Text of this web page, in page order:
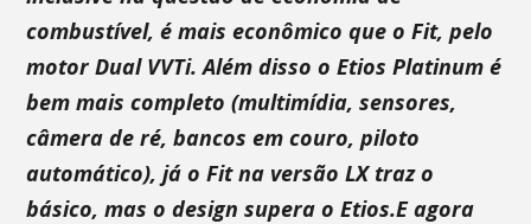
combustível, é mais econômico que o Fit, pelo
motor Dual VVTi. Além disso o Etios Platinum é
bem mais completo (multimídia, sensores,
câmera de ré, bancos em couro, piloto
automático), já o Fit na versão LX traz o
básico, mas o design supera o Etios.E agora